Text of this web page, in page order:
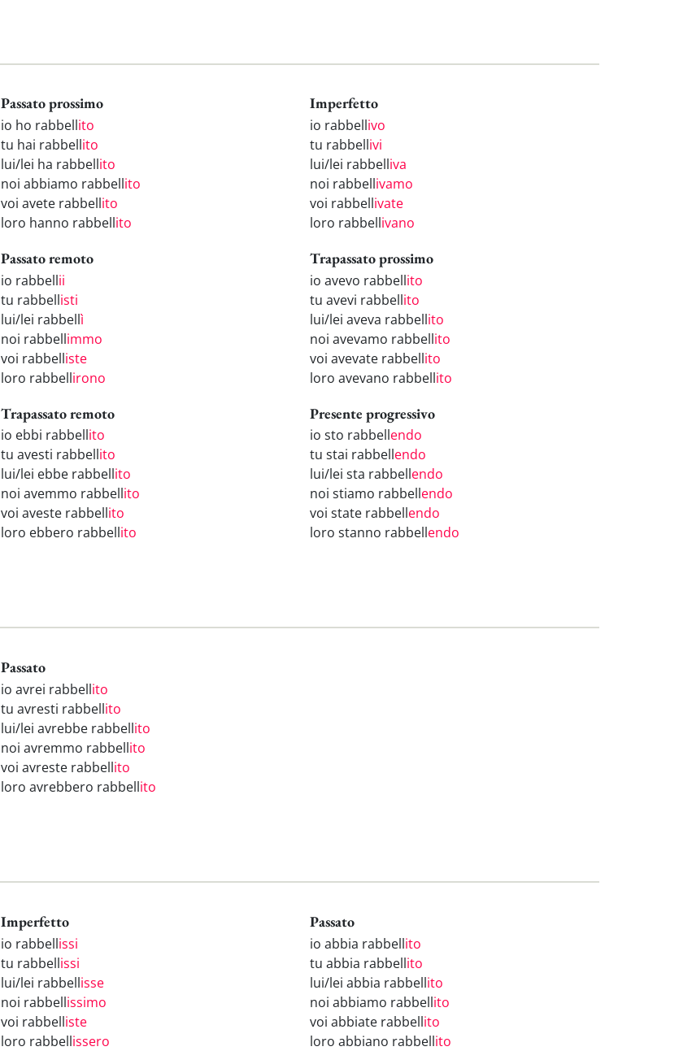
Passato prossimo
io ho rabbellito
tu hai rabbellito
lui/lei ha rabbellito
noi abbiamo rabbellito
voi avete rabbellito
loro hanno rabbellito
Imperfetto
io rabbellivo
tu rabbellivi
lui/lei rabbelliva
noi rabbellivamo
voi rabbellivate
loro rabbellivano
Passato remoto
io rabbellii
tu rabbellisti
lui/lei rabbellì
noi rabbellimmo
voi rabbelliste
loro rabbellirono
Trapassato prossimo
io avevo rabbellito
tu avevi rabbellito
lui/lei aveva rabbellito
noi avevamo rabbellito
voi avevate rabbellito
loro avevano rabbellito
Trapassato remoto
io ebbi rabbellito
tu avesti rabbellito
lui/lei ebbe rabbellito
noi avemmo rabbellito
voi aveste rabbellito
loro ebbero rabbellito
Presente progressivo
io sto rabbellendo
tu stai rabbellendo
lui/lei sta rabbellendo
noi stiamo rabbellendo
voi state rabbellendo
loro stanno rabbellendo
Passato
io avrei rabbellito
tu avresti rabbellito
lui/lei avrebbe rabbellito
noi avremmo rabbellito
voi avreste rabbellito
loro avrebbero rabbellito
Imperfetto
io rabbellissi
tu rabbellissi
lui/lei rabbellisse
noi rabbellissimo
voi rabbelliste
loro rabbellissero
Passato
io abbia rabbellito
tu abbia rabbellito
lui/lei abbia rabbellito
noi abbiamo rabbellito
voi abbiate rabbellito
loro abbiano rabbellito